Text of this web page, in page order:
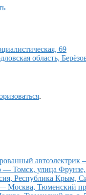
69
область,
.
— Томск, улица
Республика Крым,
Москва, Тюменский